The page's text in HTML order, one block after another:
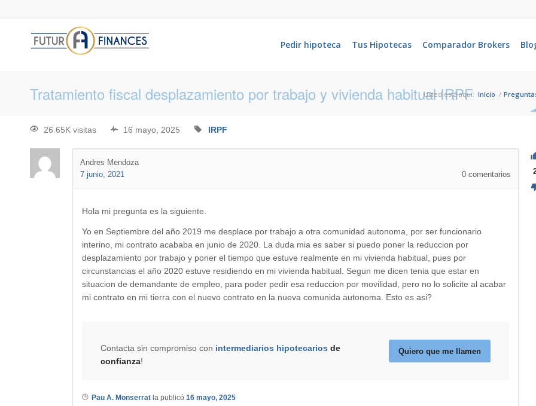
Pedir hipoteca Tus Hipotecas Comparador Brokers
Tratamiento fiscal desplazamiento por trabajo y vivienda habitual IRPF
Usted está aquí: Inicio /
26.65K visitas 16 mayo, 2025 IRPF
Andres Mendoza
7 junio, 2021
0 comentarios
Hola mi pregunta es la siguiente.
Yo en Septiembre del año 2019 me desplace por trabajo a otra comunidad autonoma, por ser funcionario
interino, mi contrato acababa en junio de 2020. La duda mia es saber si puedo poner la reduccion por
desplazamiento por trabajo y poner el tiempo que estuve realmente en mi vivienda habitual, pues por
circunstancias el año 2020 estuve residiendo en mi vivienda habitual. Segun me dicen tenia que estar en
situacion de demandante de empleo, para poder pedir esa reduccion por movilidad, pero no lo solicite al acabar
mi contrato en mi tierra con el nuevo contrato en la nueva comunida autonoma. Esto es asi?
Contacta sin compromiso con intermediarios hipotecarios de
confianza!
Quiero que me llamen
Pau A. Monserrat la publicó 16 mayo, 2025